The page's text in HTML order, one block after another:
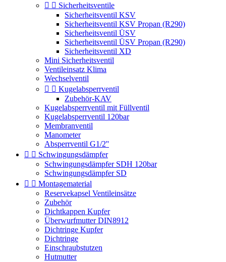
  Sicherheitsventile
Sicherheitsventil KSV
Sicherheitsventil KSV Propan (R290)
Sicherheitsventil ÜSV
Sicherheitsventil ÜSV Propan (R290)
Sicherheitsventil XD
Mini Sicherheitsventil
Ventileinsatz Klima
Wechselventil
  Kugelabsperrventil
Zubehör-KAV
Kugelabsperrventil mit Füllventil
Kugelabsperrventil 120bar
Membranventil
Manometer
Absperrventil G1/2''
  Schwingungsdämpfer
Schwingungsdämpfer SDH 120bar
Schwingungsdämpfer SD
  Montagematerial
Reservekapsel Ventileinsätze
Zubehör
Dichtkappen Kupfer
Überwurfmutter DIN8912
Dichtringe Kupfer
Dichtringe
Einschraubstutzen
Hutmutter